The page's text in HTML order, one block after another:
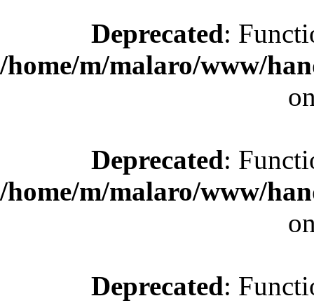
Deprecated:
/home/m/malaro/www/
Deprecated:
/home/m/malaro/www/
Deprecated: